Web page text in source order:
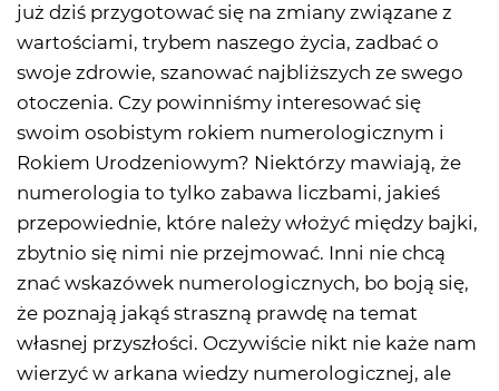
już dziś przygotować się na zmiany związane z
wartościami, trybem naszego życia, zadbać o
swoje zdrowie, szanować najbliższych ze swego
otoczenia. Czy powinniśmy interesować się
swoim osobistym rokiem numerologicznym i
Rokiem Urodzeniowym? Niektórzy mawiają, że
numerologia to tylko zabawa liczbami, jakieś
przepowiednie, które należy włożyć między bajki,
zbytnio się nimi nie przejmować. Inni nie chcą
znać wskazówek numerologicznych, bo boją się,
że poznają jakąś straszną prawdę na temat
własnej przyszłości. Oczywiście nikt nie każe nam
wierzyć w arkana wiedzy numerologicznej, ale